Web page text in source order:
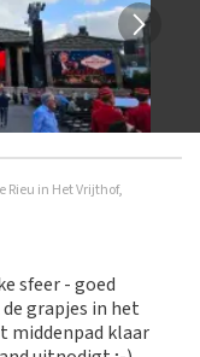
Rieu in Het Vrijthof,
sfeer - goed
grapjes in het
middenpad klaar